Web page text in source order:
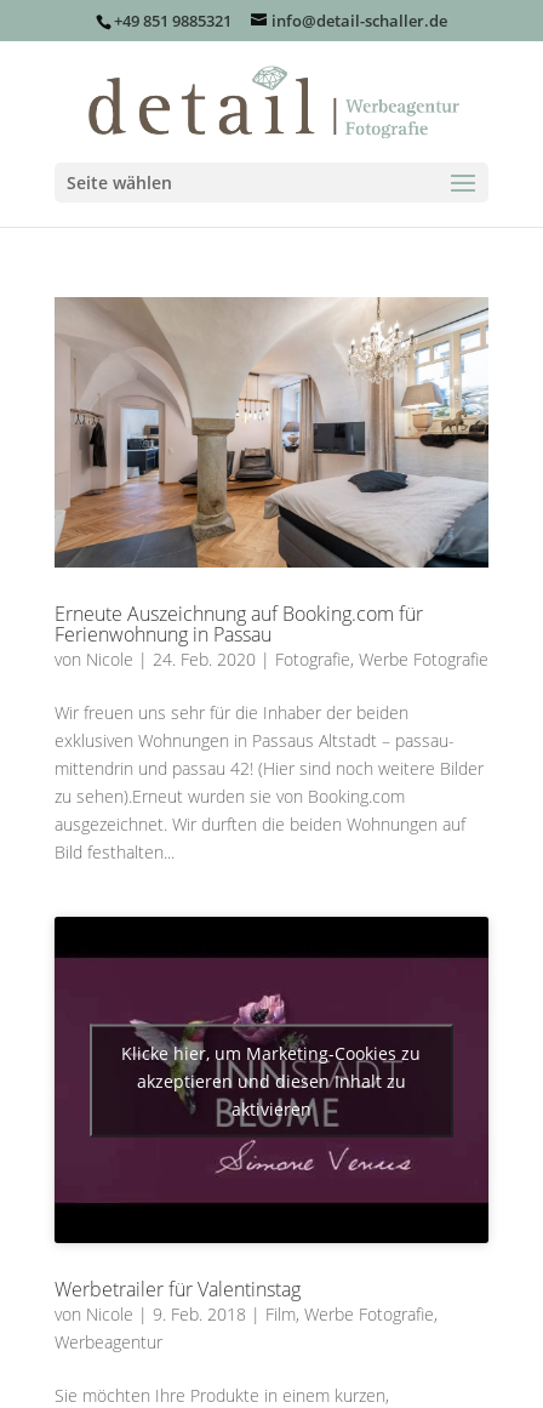
+49 851 9885321 info@detail-schaller.de
Seite wählen
Erneute Auszeichnung auf Booking.com für
Ferienwohnung in Passau
von Nicole | 24. Feb. 2020| Fotografie, Werbe Fotografie
Wir freuen uns sehr für die Inhaber der beiden
exklusiven Wohnungen in Passaus Altstadt – passau-
mittendrin und passau 42! (Hier sind noch weitere Bilder
zu sehen).Erneut wurden sie von Booking.com
ausgezeichnet. Wir durften die beiden Wohnungen auf
Bild festhalten...
Klicke hier, um Marketing-Cookies zu
akzeptieren und diesen Inhalt zu
aktivieren
Werbetrailer für Valentinstag
von Nicole | 9. Feb. 2018 | Film, Werbe Fotografie,
Werbeagentur
Sie möchten Ihre Produkte in einem kurzen,